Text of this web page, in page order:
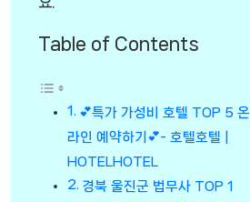
Table of Contents
💕특가 가성비 호텔 TOP 5 온
라인 예약하기💕- 호텔호텔 |
HOTELHOTEL
경북 울진군 법무사 TOP 1